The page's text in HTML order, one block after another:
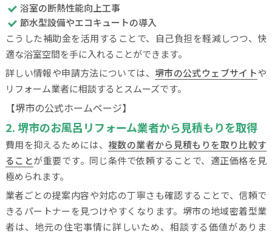
浴室の断熱性能向上工事
節水型設備やエコキュートの導入
こうした補助金を活用することで、自己負担を軽減しつつ、快
適な浴室空間を手に入れることができます。
詳しい情報や申請方法については、 堺市の公式ウェブサイトや
リフォーム業者に相談するとスムーズです。
【堺市の公式ホームページ】
2. 堺市のお風呂リフォーム業者から見積もりを取得
費用を抑えるためには、 複数の業者から見積もりを取り比較す
ることが重要です。同じ条件で依頼することで、適正価格を見
極められます。
業者ごとの提案内容や対応の丁寧さも確認することで、信頼で
きるパートナーを見つけやすくなります。堺市の地域密着型業
者は、地元の住宅事情に詳しいため、相談する価値がありま